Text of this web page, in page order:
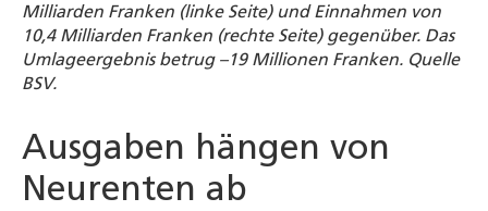
Milliarden Franken (linke Seite) und Einnahmen von
10,4 Milliarden Franken (rechte Seite) gegenüber. Das
Umlageergebnis betrug –19 Millionen Franken. Quelle
BSV.
Ausgaben hängen von
Neurenten ab